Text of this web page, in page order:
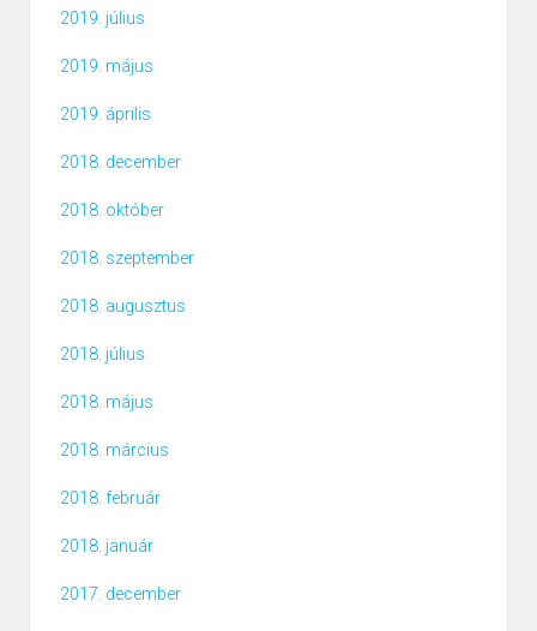
2019. július
2019. május
2019. április
2018. december
2018. október
2018. szeptember
2018. augusztus
2018. július
2018. május
2018. március
2018. február
2018. január
2017. december